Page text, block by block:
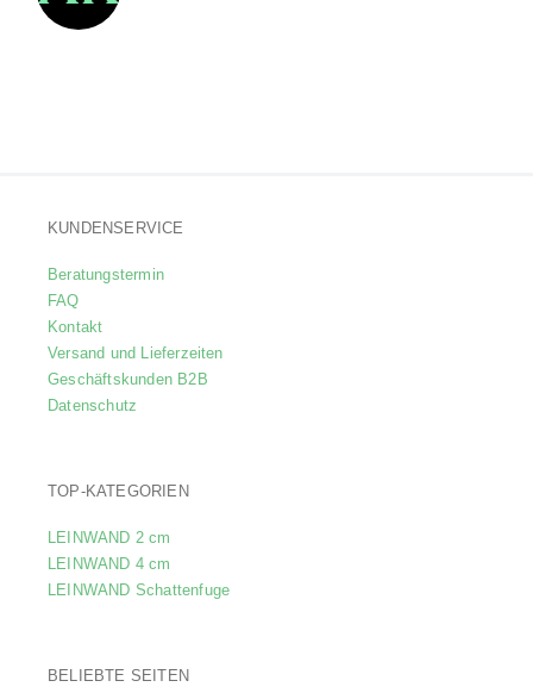
KUNDENSERVICE
Beratungstermin
FAQ
Kontakt
Versand und Lieferzeiten
Geschäftskunden B2B
Datenschutz
TOP-KATEGORIEN
LEINWAND 2 cm
LEINWAND 4 cm
LEINWAND Schattenfuge
BELIEBTE SEITEN